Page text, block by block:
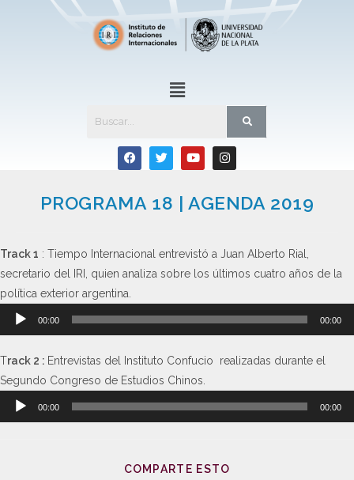
PROGRAMA 18 | AGENDA 2019
Track 1 : Tiempo Internacional entrevistó a Juan Alberto Rial,
secretario del IRI, quien analiza sobre los últimos cuatro años de la
política exterior argentina.
Reproductor
00:00 00:00
Track 2 : Entrevistas del Instituto Confucio realizadas durante el
Segundo Congreso de Estudios Chinos.
Reproductor
00:00 00:00
COMPARTE ESTO